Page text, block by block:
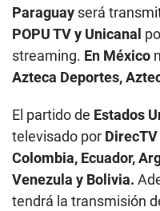
Paraguay será
POPU TV y Unicanal
streaming. En México
Azteca Deportes,
El partido de Estados
televisado por
Colombia, Ecuador,
Venezula y Bolivia.
tendrá la transmisión